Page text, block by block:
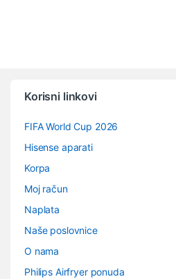
Korisni linkovi
FIFA World Cup 2026
Hisense aparati
Korpa
Moj račun
Naplata
Naše poslovnice
O nama
Philips Airfryer ponuda